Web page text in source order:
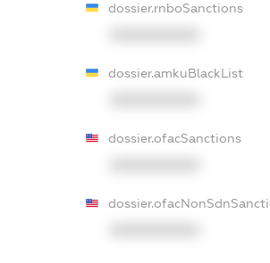
dossier.rnboSanctions
dossier.amkuBlackList
dossier.ofacSanctions